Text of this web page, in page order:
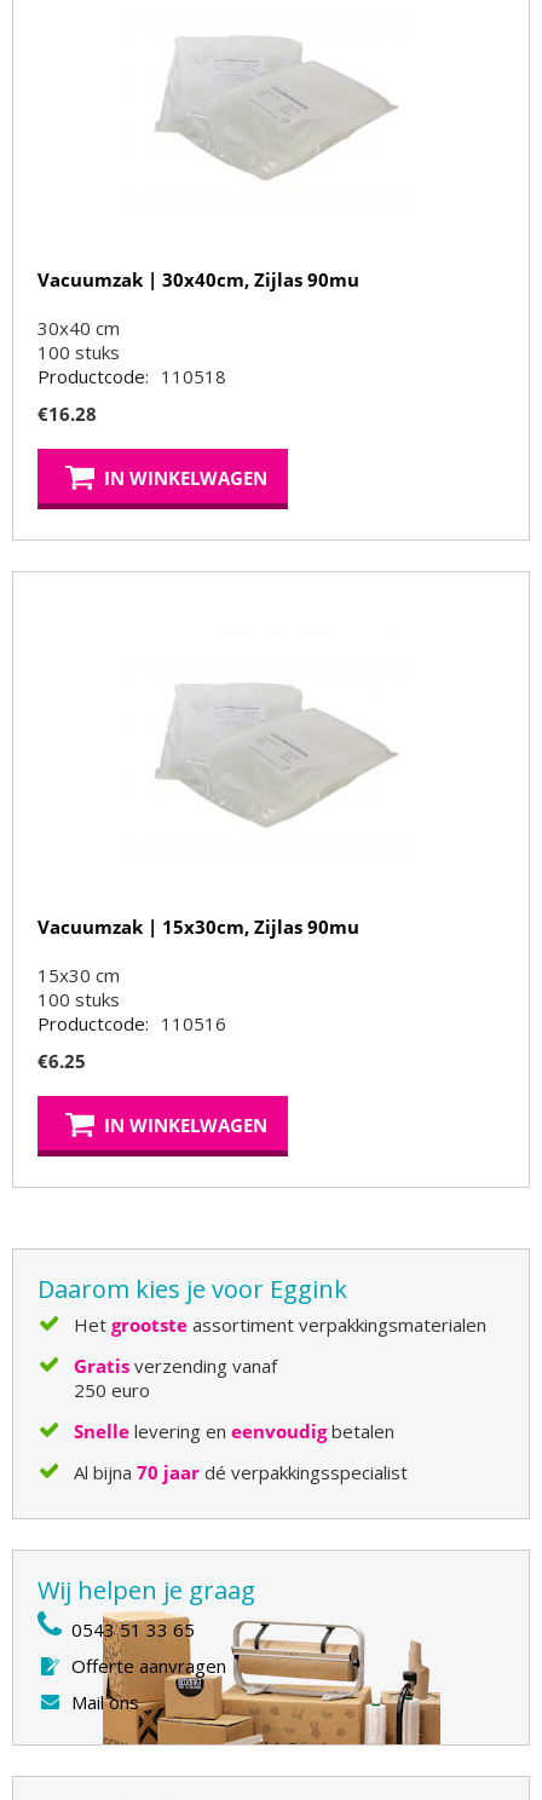
Vacuumzak | 30x40cm, Zijlas 90mu
30x40 cm
100 stuks
Productcode: 110518
€16.28
IN WINKELWAGEN
Vacuumzak | 15x30cm, Zijlas 90mu
15x30 cm
100 stuks
Productcode: 110516
€6.25
IN WINKELWAGEN
Daarom kies je voor Eggink
Het grootste assortiment verpakkingsmaterialen
Gratis verzending vanaf
250 euro
Snelle levering en eenvoudigbetalen
Al bijna 70 jaar dé verpakkingsspecialist
Wij helpen je graag
0543 51 33 65
Offerte aanvragen
Mail ons